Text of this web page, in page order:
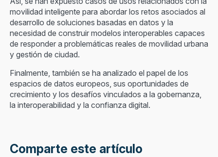
movilidad inteligente para abordar los retos asociados al
desarrollo de soluciones basadas en datos y la
necesidad de construir modelos interoperables capaces
de responder a problemáticas reales de movilidad urbana
y gestión de ciudad.
Finalmente, también se ha analizado el papel de los
espacios de datos europeos, sus oportunidades de
crecimiento y los desafíos vinculados a la gobernanza,
la interoperabilidad y la confianza digital.
Comparte este artículo